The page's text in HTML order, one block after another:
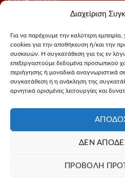
Διαχείριση
Για να παρέχουμε την καλύτερη
cookies για την αποθήκευση ή/και την
συσκευών. Η συγκατάθεση για τις εν
επεξεργαστούμε δεδομένα προσωπικού
περιήγησης ή μοναδικά αναγνωριστικά
συγκατάθεση ή η ανάκληση της
αρνητικά ορισμένες λειτουργίες και
ΔΕΝ
ΠΡΟΒΟΛΉ
Ολοκλήρωση Παραγγελίας
Blog
ΑΚΟΛΟΥΘΗΣΤΕ ΜΑΣ
Instagram
FaceBook
MyIP